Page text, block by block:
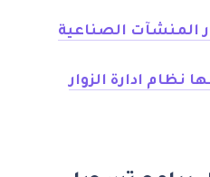
المنشآت الصناعية
نظام ادارة الزوار